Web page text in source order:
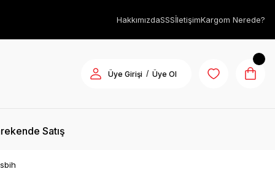
HakkımızdaSSSİletişimKargom Nerede?
Üye Girişi / Üye Ol
Satış